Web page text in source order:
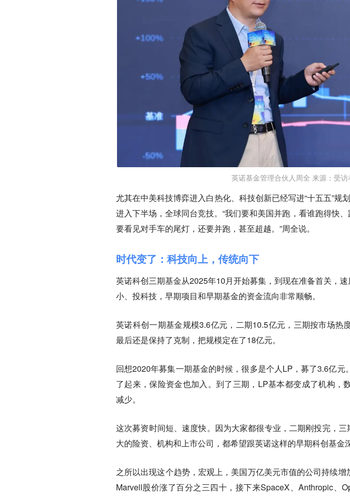
英诺基金管理合伙人周全 来源：受访
尤其在中美科技博弈进入白热化、科技创新已经写进“十五五”规
进入下半场，全球同台竞技。“我们要和美国并跑，看谁跑得快
要看见对手车的尾灯，还要并跑，甚至超越。”周全说。
时代变了：科技向上，传统向下
英诺科创三期基金从2025年10月开始募集，到现在准备首关，
小、投科技，早期项目和早期基金的资金流向非常顺畅。
英诺科创一期基金规模3.6亿元，二期10.5亿元，三期按市场热
最后还是保持了克制，把规模定在了18亿元。
回想2020年募集一期基金的时候，很多是个人LP，募了3.6亿
了起来，保险资金也加入。到了三期，LP基本都变成了机构，
减少。
这次募资时间短、速度快。因为大家都很专业，二期刚投完，
大的险资、机构和上市公司，都希望跟英诺这样的早期科创基金
之所以出现这个趋势，宏观上，美国万亿美元市值的公司持续增
Marvell股价涨了百分之三四十，接下来SpaceX、Anthropic、